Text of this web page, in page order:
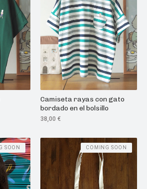
Camiseta rayas con gato
bordado en el bolsillo
38,00 €
SOON COMING SOON